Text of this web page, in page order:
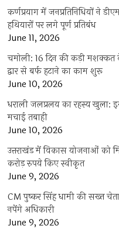
कर्णप्रयाग में जनप्रतिनिधियों ने
हथियारों पर लगे पूर्ण प्रतिबंध
June 11, 2026
चमोली: 16 दिन की कड़ी
द्वार से बर्फ हटाने का काम शुरू
June 10, 2026
धराली जलप्रलय का रहस्य खुला:
मचाई तबाही
June 10, 2026
उत्तराखंड में विकास योजनाओं को
करोड़ रुपये किए स्वीकृत
June 9, 2026
CM पुष्कर सिंह धामी की सख्त
नपेंगे अधिकारी
June 9, 2026